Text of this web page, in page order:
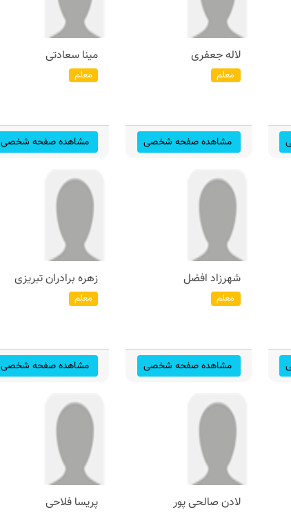
لاله جعفری
معلم
مشاهده صفحه شخصی
مینا سعادتی
معلم
مشاهده صفحه شخصی
شهرزاد افضل
معلم
مشاهده صفحه شخصی
زهره برادران تبریزی
معلم
مشاهده صفحه شخصی
لادن صالحی پور پریسا فلاحی